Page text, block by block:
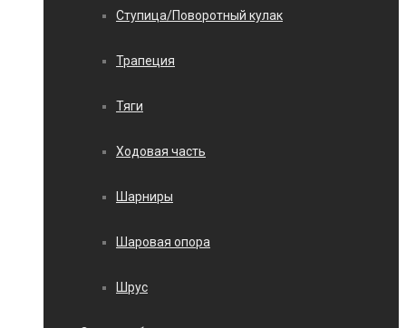
Ступица/Поворотный кулак
Трапеция
Тяги
Ходовая часть
Шарниры
Шаровая опора
Шрус